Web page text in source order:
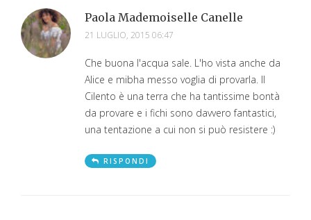
Paola Mademoiselle Canelle
21 LUGLIO, 2015 06:47
Che buona l'acqua sale. L'ho vista anche da
Alice e mibha messo voglia di provarla. Il
Cilento è una terra che ha tantissime bontà
da provare e i fichi sono davvero fantastici,
una tentazione a cui non si può resistere :)
RISPONDI